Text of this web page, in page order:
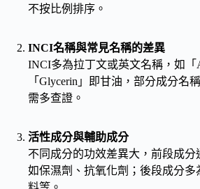
不按比例排序。
INCI名稱與常見名稱的差異
INCI多為拉丁文或英文名稱，如「
「Glycerin」即甘油，部分成分名
需多查證。
活性成分與輔助成分
不同成分的功效差異大，前段成分
如保濕劑、抗氧化劑；後段成分